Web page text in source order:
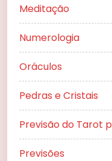
Meditação
Numerologia
Oráculos
Pedras e Cristais
Previsão do Tarot
Previsões